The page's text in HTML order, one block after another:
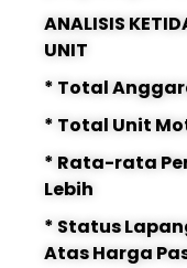
ANALISIS
UNIT
* Total
* Total Unit
* Rata-rata
Lebih
* Status
Atas Harga